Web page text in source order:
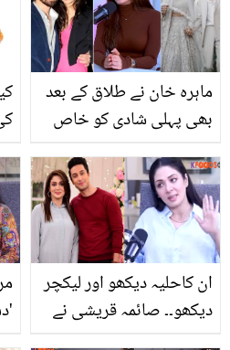
ماہرہ خان نے طلاق کے بعد
بھی پہلی شادی کو خاص
شادی کیلیئے بیٹے کی رضا
مندی کا انکشاف
ان کاحلیہ دیکھو اور لیکچر
دیکھو۔۔ صائمہ قریشی نے